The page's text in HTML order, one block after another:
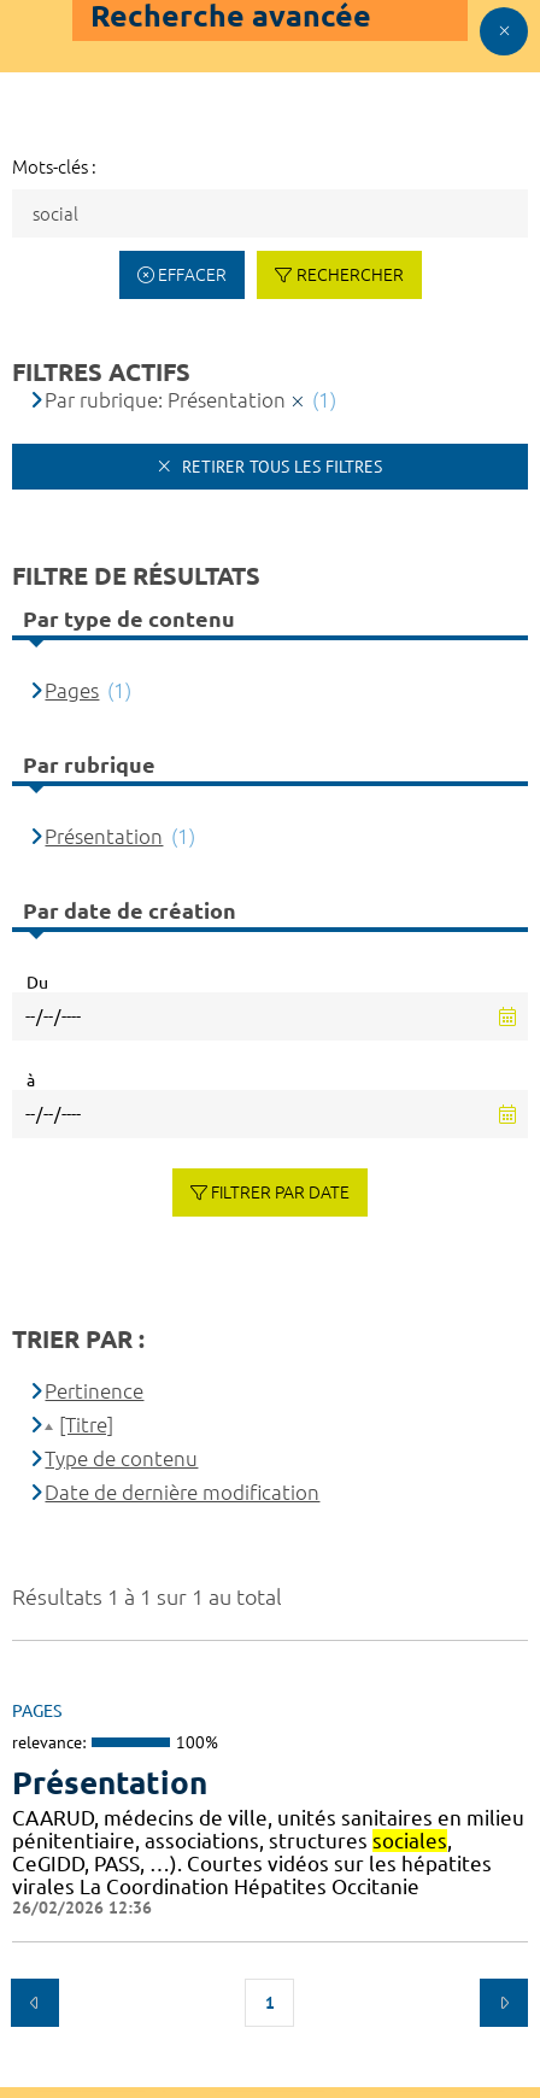
Recherche avancée
Mots-clés :
EFFACER RECHERCHER
Résultats 1 à 1 sur 1 au total
PAGES
relevance: 100%
Présentation
CAARUD, médecins de ville, unités sanitaires en milieu
pénitentiaire, associations, structures sociales
CeGIDD, PASS, …). Courtes vidéos sur les hépatites
virales La Coordination Hépatites Occitanie
26/02/2026 12:36
1
FILTRES ACTIFS
Par rubrique: Présentation (1)
RETIRER TOUS LES FILTRES
FILTRE DE RÉSULTATS
Par type de contenu
Pages (1)
Par rubrique
Présentation (1)
Par date de création
Du
à
FILTRER PAR DATE
TRIER PAR :
Pertinence
[Titre]
Type de contenu
Date de dernière modification